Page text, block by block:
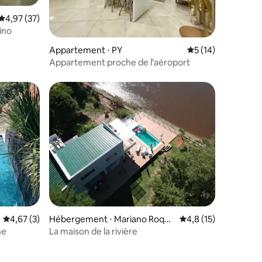
: 4,94 sur 5
moyenne sur la base de 37 commentaires : 4,97 sur 5
4,97 (37)
Appartement ⋅ PY Évaluation
5 (14)
Appartement proche de l'aéroport
Évaluation moyenne sur la base de 3 commentaires : 4,67 sur 5
4,67 (3)
Hébergement ⋅ Mariano Roque
Alonso
Évaluation
4,8 (15)
La maison de la rivière